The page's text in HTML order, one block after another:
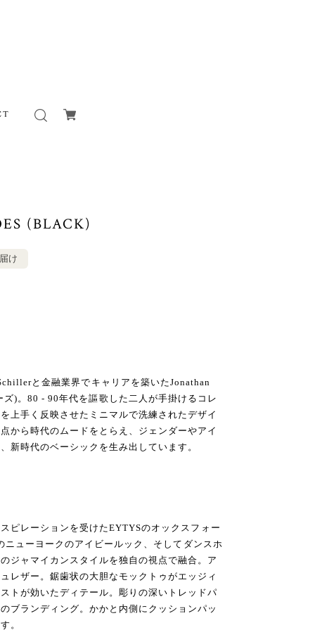
(BLACK)
け
と金融業界でキャリアを築いたJonathan
)。80 - 90年代を謳歌した二人が手掛けるコレ
上手く反映させたミニマルで洗練されたデザイ
から時代のムードをとらえ、ジェンダーやアイ
新時代のベーシックを生み出しています。
ピレーションを受けたEYTYSのオックスフォー
ューヨークのアイビールック、そしてダンスホ
ジャマイカンスタイルを独自の視点で融合。ア
レザー。鋸歯状の大胆なモックトゥがエッジィ
トが効いたディテール。彫りの深いトレッドパ
ブランディング。かかと内側にクッションパッ
。